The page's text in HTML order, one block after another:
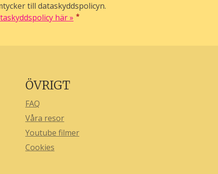
till dataskyddspolicyn.
här » *
ÖVRIGT
FAQ
Våra resor
Youtube filmer
Cookies